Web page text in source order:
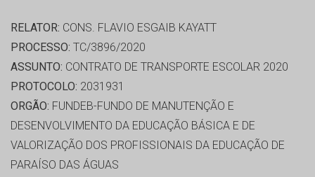
RELATOR: CONS. FLAVIO ESGAIB KAYATT
PROCESSO: TC/3896/2020
ASSUNTO: CONTRATO DE TRANSPORTE ESCOLAR 2020
PROTOCOLO: 2031931
ORGÃO: FUNDEB-FUNDO DE MANUTENÇÃO E
DESENVOLVIMENTO DA EDUCAÇÃO BÁSICA E DE
VALORIZAÇÃO DOS PROFISSIONAIS DA EDUCAÇÃO DE
PARAÍSO DAS ÁGUAS